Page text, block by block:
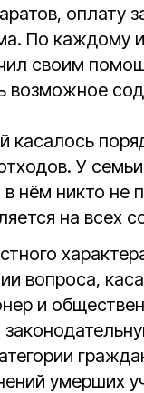
оплату
По каждому
своим
возможное
касалось
У
нём никто не
на всех
вопроса,
и
умерших